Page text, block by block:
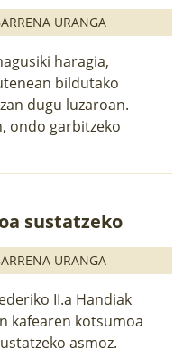
URANGA
haragia,
bildutako
dugu luzaroan.
ondo garbitzeko
sustatzeko
URANGA
II.a Handiak
kafearen kotsumoa
asmoz.